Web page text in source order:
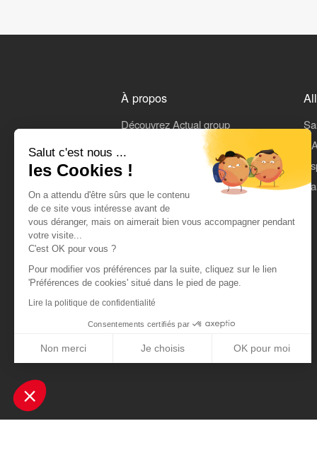
Salut c'est nous ...
les Cookies !
On a attendu d'être sûrs que le contenu
de ce site vous intéresse avant de
vous déranger, mais on aimerait bien vous accompagner pendant
votre visite...
C'est OK pour vous ?
Pour modifier vos préférences par la suite, cliquez sur le lien
'Préférences de cookies' situé dans le pied de page.
Lire la politique de confidentialité
Consentements certifiés par
Non merci Je choisis OK pour moi
Notre plateforme vous permet d'adapter et de gérer vos
À propos
Découvrez Actual group
On parle de nous
CGU
Données personnelles